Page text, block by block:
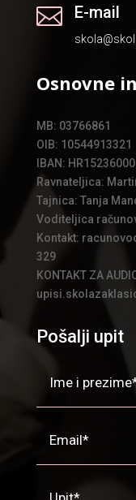
 E-mail
Osnovne
MB: 03766861
OIB: 10544913321
IBAN:
Ravnateljica:
Tajnica: Tanja
Voditeljica
Kontakt:
329
KONTAKT ZA
Pošalji upit